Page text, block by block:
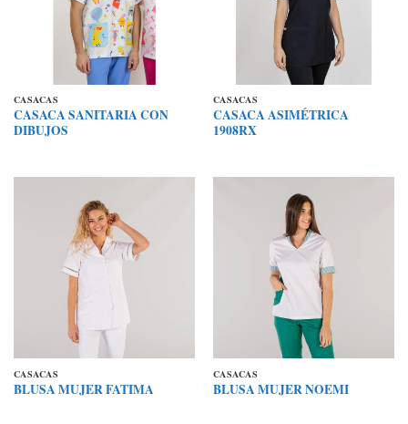
CASACAS
CASACA SANITARIA CON
DIBUJOS
CASACAS
CASACA ASIMÉTRICA
1908RX
CASACAS
BLUSA MUJER FATIMA
CASACAS
BLUSA MUJER NOEMI